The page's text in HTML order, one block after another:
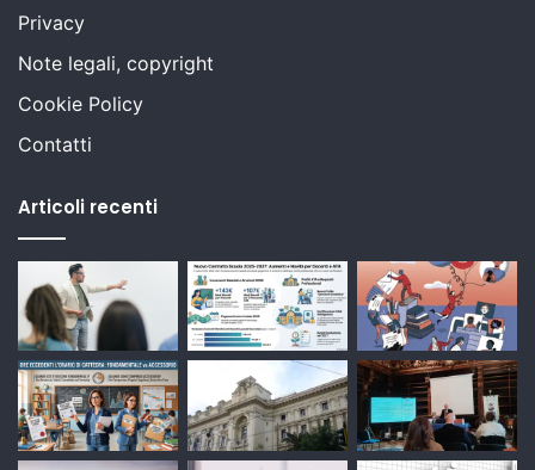
Privacy
Note legali, copyright
Cookie Policy
Contatti
Articoli recenti